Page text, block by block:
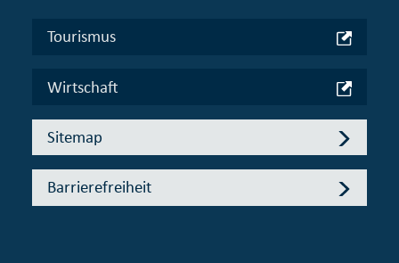
Tourismus
Wirtschaft
Sitemap
Barrierefreiheit